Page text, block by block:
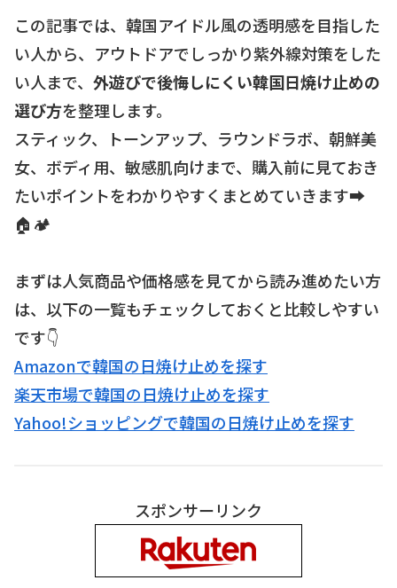
この記事では、韓国アイドル風の透明感を目指した
い人から、アウトドアでしっかり紫外線対策をした
い人まで、 外遊びで後悔しにくい韓国日焼け止めの
選び方を整理します。
スティック、トーンアップ、ラウンドラボ、朝鮮美
女、ボディ用、敏感肌向けまで、購入前に見ておき
たいポイントをわかりやすくまとめていきます➡️
🏠🏕
まずは人気商品や価格感を見てから読み進めたい方
は、以下の一覧もチェックしておくと比較しやすい
です👇
Amazonで韓国の日焼け止めを探す
楽天市場で韓国の日焼け止めを探す
Yahoo!ショッピングで韓国の日焼け止めを探す
スポンサーリンク